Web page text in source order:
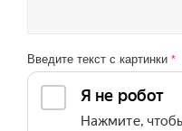
Введите текст с картинки *